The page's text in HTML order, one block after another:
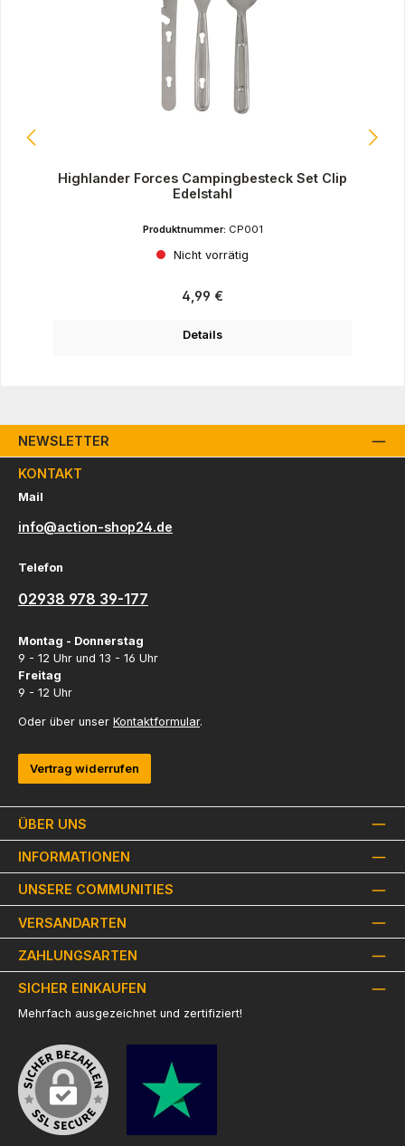
Highlander Forces Campingbesteck Set Clip
Edelstahl
Produktnummer: CP001
Nicht vorrätig
Regulärer Preis:
4,99 €
Details
NEWSLETTER
ÜBER UNS
INFORMATIONEN
KONTAKT
Mail
info@action-shop24.de
Telefon
02938 978 39-177
Montag - Donnerstag
9 - 12 Uhr und 13 - 16 Uhr
Freitag
9 - 12 Uhr
Oder über unser Kontaktformular.
Vertrag widerrufen
UNSERE COMMUNITIES
VERSANDARTEN
ZAHLUNGSARTEN
SICHER EINKAUFEN
Mehrfach ausgezeichnet und zertifiziert!